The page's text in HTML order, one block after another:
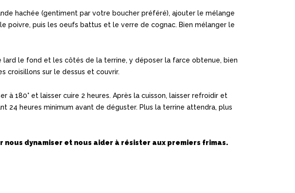
hachée (gentiment par votre boucher préféré), ajouter le mélange
poivre, puis les oeufs battus et le verre de cognac. Bien mélanger le
lard le fond et les côtés de la terrine, y déposer la farce obtenue, bien
croisillons sur le dessus et couvrir.
à 180° et laisser cuire 2 heures. Après la cuisson, laisser refroidir et
24 heures minimum avant de déguster. Plus la terrine attendra, plus
dynamiser et nous aider à résister aux premiers frimas.